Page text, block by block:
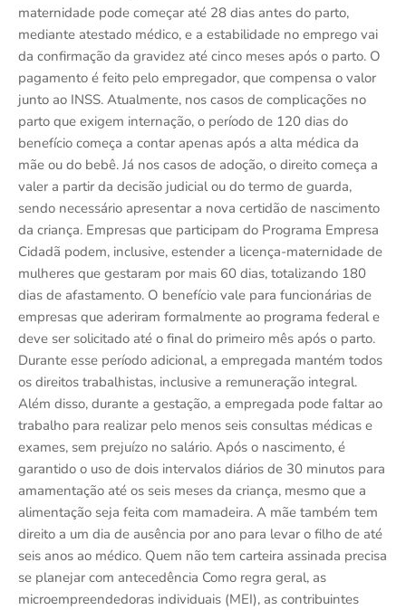
maternidade pode começar até 28 dias antes do parto,
mediante atestado médico, e a estabilidade no emprego vai
da confirmação da gravidez até cinco meses após o parto. O
pagamento é feito pelo empregador, que compensa o valor
junto ao INSS. Atualmente, nos casos de complicações no
parto que exigem internação, o período de 120 dias do
benefício começa a contar apenas após a alta médica da
mãe ou do bebê. Já nos casos de adoção, o direito começa a
valer a partir da decisão judicial ou do termo de guarda,
sendo necessário apresentar a nova certidão de nascimento
da criança. Empresas que participam do Programa Empresa
Cidadã podem, inclusive, estender a licença-maternidade de
mulheres que gestaram por mais 60 dias, totalizando 180
dias de afastamento. O benefício vale para funcionárias de
empresas que aderiram formalmente ao programa federal e
deve ser solicitado até o final do primeiro mês após o parto.
Durante esse período adicional, a empregada mantém todos
os direitos trabalhistas, inclusive a remuneração integral.
Além disso, durante a gestação, a empregada pode faltar ao
trabalho para realizar pelo menos seis consultas médicas e
exames, sem prejuízo no salário. Após o nascimento, é
garantido o uso de dois intervalos diários de 30 minutos para
amamentação até os seis meses da criança, mesmo que a
alimentação seja feita com mamadeira. A mãe também tem
direito a um dia de ausência por ano para levar o filho de até
seis anos ao médico. Quem não tem carteira assinada precisa
se planejar com antecedência Como regra geral, as
microempreendedoras individuais (MEI), as contribuintes